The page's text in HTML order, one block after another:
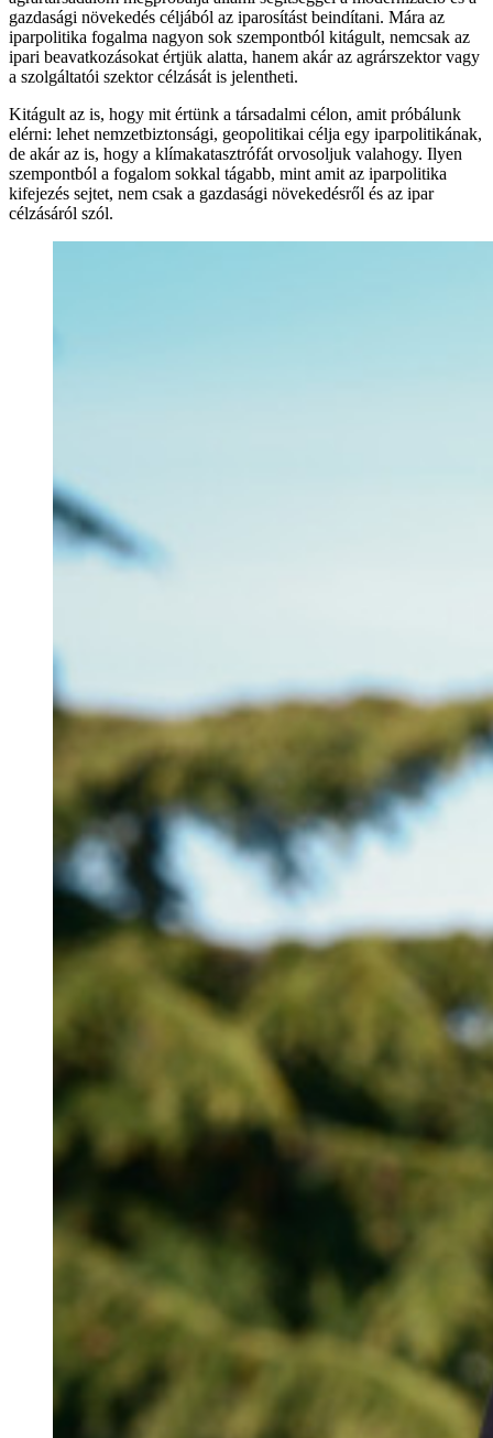
gazdasági növekedés céljából az iparosítást beindítani. Mára az
iparpolitika fogalma nagyon sok szempontból kitágult, nemcsak az
ipari beavatkozásokat értjük alatta, hanem akár az agrárszektor vagy
a szolgáltatói szektor célzását is jelentheti.
Kitágult az is, hogy mit értünk a társadalmi célon, amit próbálunk
elérni: lehet nemzetbiztonsági, geopolitikai célja egy iparpolitikának,
de akár az is, hogy a klímakatasztrófát orvosoljuk valahogy. Ilyen
szempontból a fogalom sokkal tágabb, mint amit az iparpolitika
kifejezés sejtet, nem csak a gazdasági növekedésről és az ipar
célzásáról szól.